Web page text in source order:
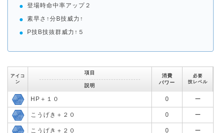
登場時命中率アップ２
素早さ↑分B技威力↑
P技B技抜群威力↑５
アイコ
ン
項目
説明
消費
パワー
必要
技レベル
HP＋１０ 0 ー
こうげき＋２０ 0 ー
こうげき＋２０ 0 ー